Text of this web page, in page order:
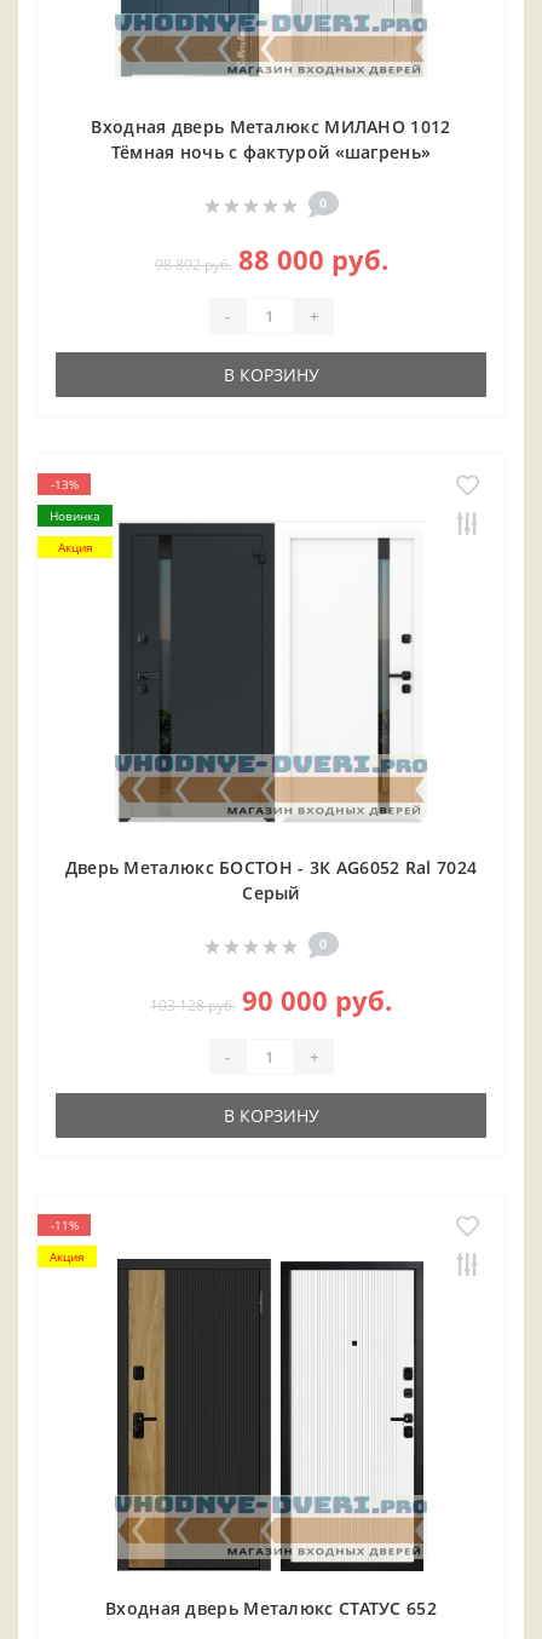
Входная дверь Металюкс МИЛАНО 1012
Тёмная ночь с фактурой «шагрень»
0
98 892 руб. 88 000 руб.
- +
В КОРЗИНУ
-13%
Новинка
Акция
Дверь Металюкс БОСТОН - 3К AG6052 Ral 7024
Серый
0
103 128 руб. 90 000 руб.
- +
В КОРЗИНУ
-11%
Акция
Входная дверь Металюкс СТАТУС 652